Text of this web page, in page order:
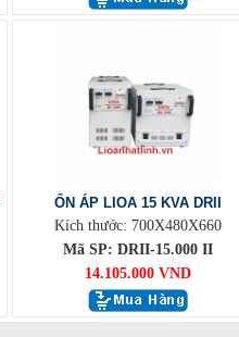
ỔN ÁP LIOA 15 KVA DRII
Kích thước: 700X480X660
Mã SP: DRII-15.000 II
14.105.000 VND